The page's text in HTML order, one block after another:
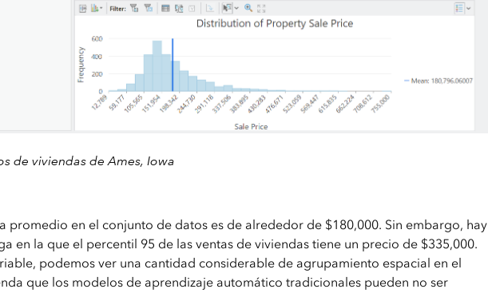
de viviendas de Ames, Iowa
promedio en el conjunto de datos es de alrededor de $180,000. Sin embargo, hay
en la que el percentil 95 de las ventas de viviendas tiene un precio de $335,000.
podemos ver una cantidad considerable de agrupamiento espacial en el
que los modelos de aprendizaje automático tradicionales pueden no ser